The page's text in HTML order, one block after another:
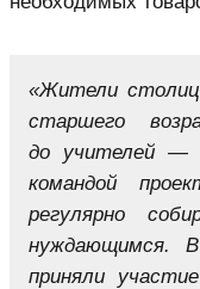
«Жители
старшего
до учителей —
командой
регулярно
нуждающимся.
приняли